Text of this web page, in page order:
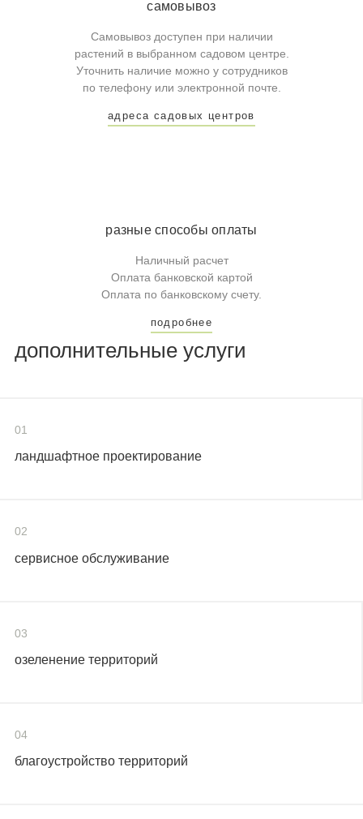
самовывоз
Самовывоз доступен при наличии
растений в выбранном садовом центре.
Уточнить наличие можно у сотрудников
по телефону или электронной почте.
адреса садовых центров
разные способы оплаты
Наличный расчет
Оплата банковской картой
Оплата по банковскому счету.
подробнее
дополнительные услуги
01
ландшафтное проектирование
02
сервисное обслуживание
03
озеленение территорий
04
благоустройство территорий